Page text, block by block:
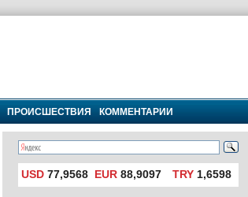
ПРОИСШЕСТВИЯ КОММЕНТАРИИ
USD 77,9568 EUR 88,9097 TRY1,6598